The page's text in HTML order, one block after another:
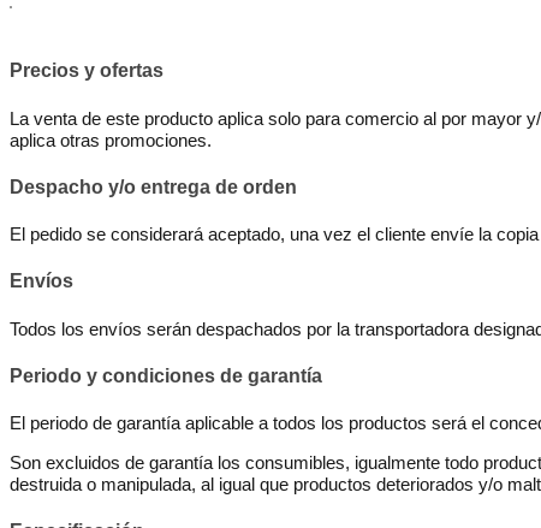
Precios y ofertas
La venta de este producto aplica solo para comercio al por mayor
aplica otras promociones.
Despacho y/o entrega de orden
El pedido se considerará aceptado, una vez el cliente envíe la
Envíos
Todos los envíos serán despachados por la transportadora
Periodo y condiciones de garantía
El periodo de garantía aplicable a todos los productos será el
Son excluidos de garantía los consumibles, igualmente todo
destruida o manipulada, al igual que productos deteriorados y/o